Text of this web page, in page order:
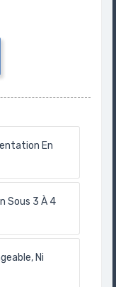
En
Sous 3 À 4
Ni